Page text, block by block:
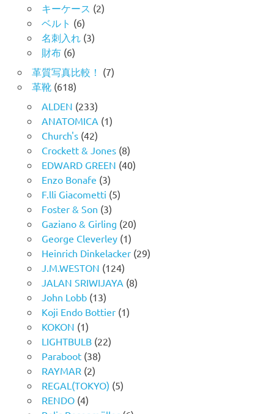
キーケース (2)
ベルト (6)
名刺入れ (3)
財布(6)
革質写真比較！ (7)
革靴(618)
ALDEN (233)
ANATOMICA (1)
Church's(42)
Crockett & Jones(8)
EDWARD GREEN (40)
Enzo Bonafe (3)
F.lli Giacometti (5)
Foster & Son (3)
Gaziano & Girling (20)
George Cleverley(1)
Heinrich Dinkelacker(29)
J.M.WESTON (124)
JALAN SRIWIJAYA (8)
John Lobb(13)
Koji Endo Bottier(1)
KOKON (1)
LIGHTBULB(22)
Paraboot(38)
RAYMAR (2)
REGAL(TOKYO) (5)
RENDO(4)